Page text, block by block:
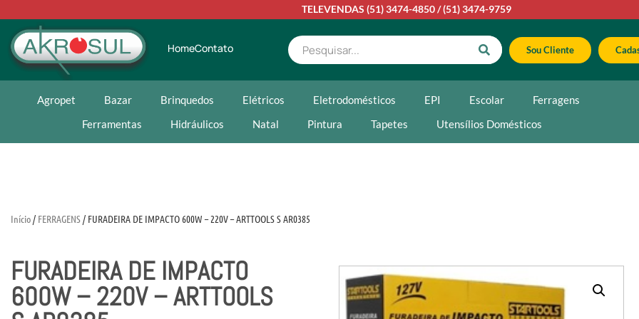
TELEVENDAS (51) 3474-4850/(51) 3474-9759
HomeContato Sou Cliente
Agropet Bazar Brinquedos Elétricos Eletrodomésticos EPI Escolar
Ferragens
Ferramentas
Hidráulicos Natal Pintura Tapetes Utensílios Domésticos
Início/ FERRAGENS/ FURADEIRA DE IMPACTO 600W – 220V – ARTTOOLS S AR0385
FURADEIRA DE IMPACTO
600W – 220V – ARTTOOLS